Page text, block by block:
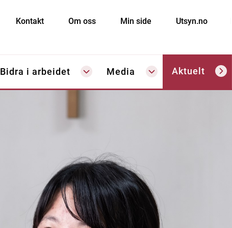
Kontakt Om oss Min side Utsyn.no
Bidra i arbeidet Media Aktuelt